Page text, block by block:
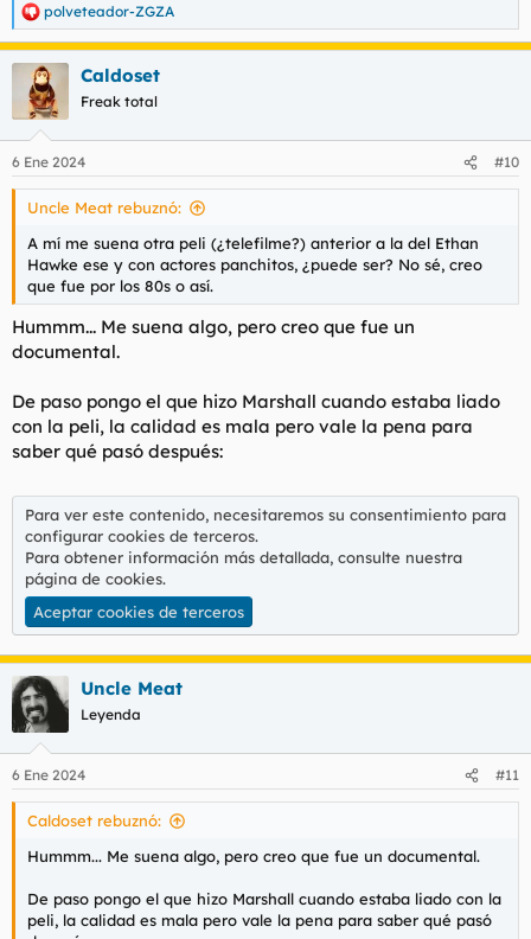
R
e
a
e
s
polveteador-ZGZA
Caldoset
Freak total
6 Ene 2024 #10
Uncle Meat rebuznó:
A mí me suena otra peli (¿telefilme?) anterior a la del Ethan
Hawke ese y con actores panchitos, ¿puede ser? No sé, creo
que fue por los 80s o así.
Hummm... Me suena algo, pero creo que fue un
documental.
De paso pongo el que hizo Marshall cuando estaba liado
con la peli, la calidad es mala pero vale la pena para
saber qué pasó después:
Para ver este contenido, necesitaremos su consentimiento para
configurar cookies de terceros.
Para obtener información más detallada, consulte nuestra
página de cookies.
Aceptar cookies de terceros
Uncle Meat
Leyenda
6 Ene 2024 #11
Caldoset rebuznó:
Hummm... Me suena algo, pero creo que fue un documental.
De paso pongo el que hizo Marshall cuando estaba liado con la
peli, la calidad es mala pero vale la pena para saber qué pasó